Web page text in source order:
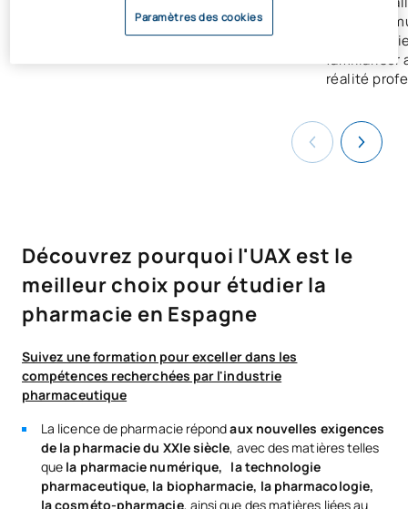
étudiants en pharmacie.
salle de
la
familiariser
réalité
Découvrez pourquoi l'UAX est le
meilleur choix pour étudier la
pharmacie en Espagne
Suivez une formation pour exceller dans les
compétences recherchées par l'industrie
pharmaceutique
La licence de pharmacie répondaux nouvelles exigences
de la pharmacie du XXIe siècle, avec des matières telles
que la pharmacie numérique, la technologie
pharmaceutique, la biopharmacie, la pharmacologie,
la cosméto-pharmacie, ainsi que des matières liées au
Paramètres des cookies